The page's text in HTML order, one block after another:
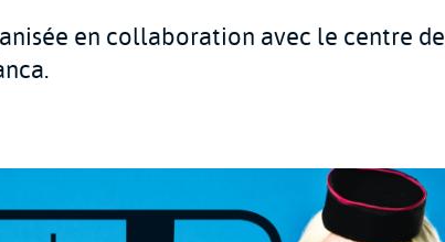
en collaboration avec le centre de